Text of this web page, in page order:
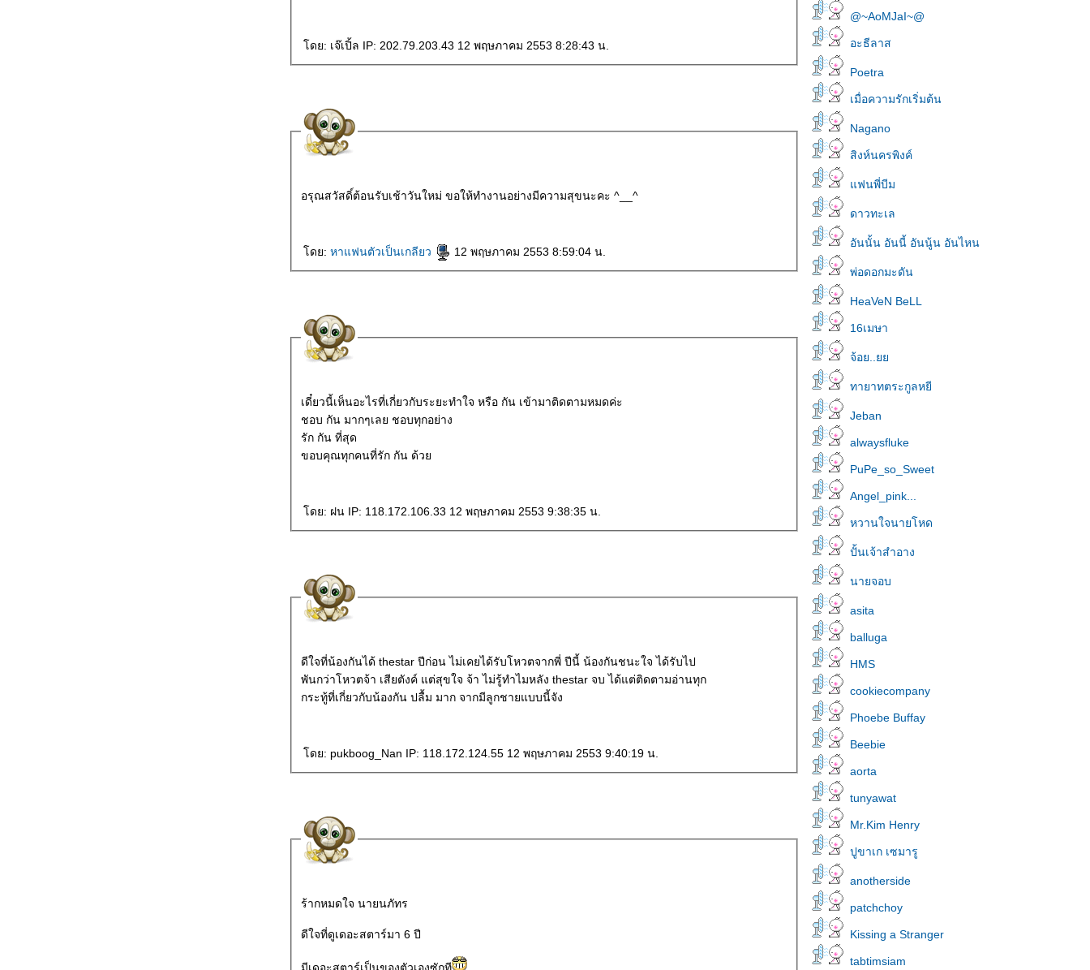
ดย: เจ๊เปิ้ล IP: 202.79.203.43 12 พฤษภาคม 2553 8:28:43 น.
อรุณสวัสดิ์ต้อนรับเช้าวันใหม่ ขอให้ทำงานอย่างมีความสุขนะคะ ^__^
ดย: หาแฟนตัวเป็นเกลียว 12 พฤษภาคม 2553 8:59:04 น.
เดี๋ยวนี้เห็นอะไรที่เกี่ยวกับระยะทำใจ หรือ กัน เข้ามาติดตามหมดค่ะ
ชอบ กัน มากๆเลย ชอบทุกอย่าง
รัก กัน ที่สุด
ขอบคุณทุกคนที่รัก กัน ด้ว
ดย: ฝน IP: 118.172.106.33 12 พฤษภาคม 2553 9:38:35 น.
ดีใจที่น้องกันได้ thestar ปีก่อน ไม่เคยได้รับโหวตจากพี่ ปีนี้ น้องกันชนะใจ ได้รับไป
พันกว่าโหวตจ้า เสียตังค์ แต่สุขใจ จ้า ไม่รู้ทำไมหลัง thestar จบ ได้แต่ติดตามอ่านทุก
กระทู้ที่เกี่ยวกับน้องกัน ปลื้ม มาก จากมีลูกชายแบบนี้จัง
ดย: pukboog_Nan IP: 118.172.124.55 12 พฤษภาคม 2553 9:40:19 น.
ร้ากหมดใจ นายนภัทร
ดีใจที่ดูเดอะสตาร์มา 6 ปี
@~AoMJaI~@
อะธีลาส
Poetra
เมื่อความรักเริ่มต้น
Nagano
สิงห์นครพิงค์
ฟนพี่บีม
ดาวทะเล
อันนั้น อันนี้ อันนู้น อันไหน
พ่อดอกมะดัน
HeaVeN BeLL
16เมษา
จ้อย..
ทายาทตระกูลหยี
Jeban
alwaysfluke
PuPe_so_Sweet
Angel_pink...
หวานใจนายโหด
ปั้นเจ้าสำอาง
นายจอบ
asita
balluga
HMS
cookiecompany
Phoebe Buffay
Beebie
aorta
tunyawat
Mr.Kim Henry
ปูขาเก เซมารู
anotherside
patchchoy
Kissing a Stranger
tabtimsiam